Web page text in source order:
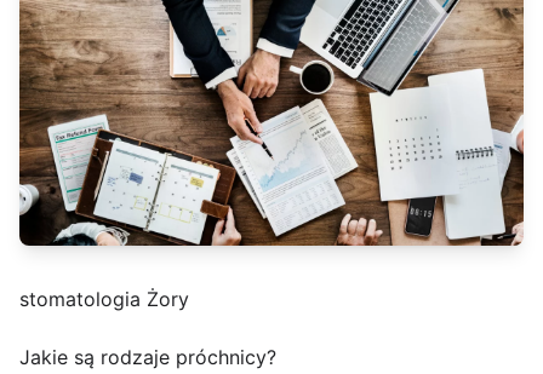
stomatologia Żory
Jakie są rodzaje próchnicy?